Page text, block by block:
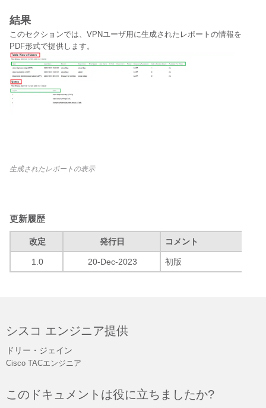
結果
このセクションでは、VPNユーザ用に生成されたレポートの情報を
PDF形式で提供します。
生成されたレポートの表示
更新履歴
改定 発行日 コメント
1.0 20-Dec-2023 初版
シスコ エンジニア提供
ドリー・ジェイン
Cisco TACエンジニア
このドキュメントは役に立ちましたか?